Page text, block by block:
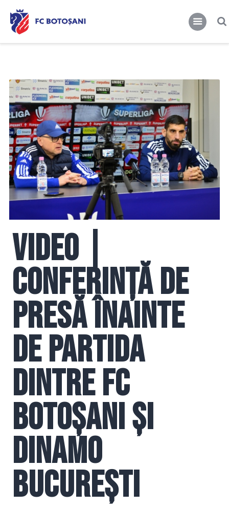
Club
Stiri
Abonamente/Bilete
FCBT TV
VIDEO |
Conferință de
presă înainte
de partida
dintre FC
Botoșani și
Dinamo
București